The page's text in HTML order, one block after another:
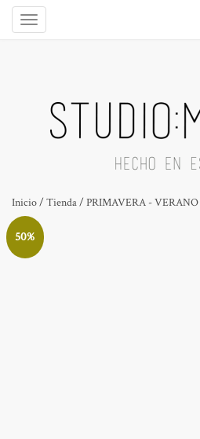
Inicio/ Tienda/ PRIMAVERA - VERANO
50%